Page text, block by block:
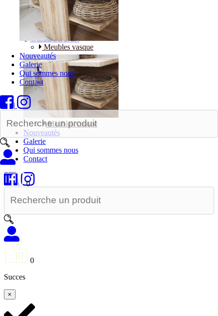
Meubles vasque
Nouveautés
Galerie
Qui sommes nous
Contact
|
0
Bureaux
SALLE DE BAIN
Meubles vasque
Nouveautés
Galerie
Qui sommes nous
Contact
|
0
Succes
×